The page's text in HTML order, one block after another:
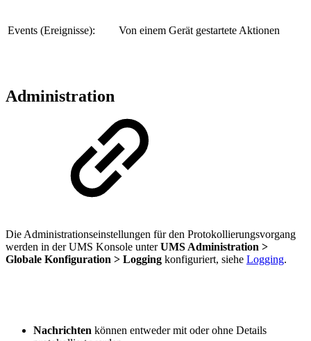
Events (Ereignisse): Von einem Gerät gestartete Aktionen
Administration
Die Administrationseinstellungen für den Protokollierungsvorgang
werden in der UMS Konsole unterUMS Administration >
Globale Konfiguration > Logging konfiguriert, siehe Logging.
Nachrichten können entweder mit oder ohne Details